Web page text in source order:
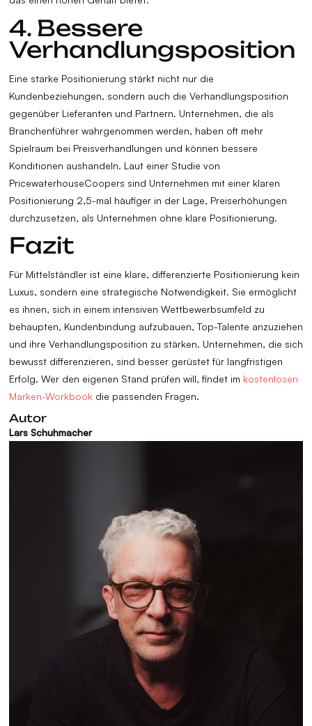
4. Bessere
Verhandlungsposition
Eine starke Positionierung stärkt nicht nur die
Kundenbeziehungen, sondern auch die Verhandlungsposition
gegenüber Lieferanten und Partnern. Unternehmen, die als
Branchenführer wahrgenommen werden, haben oft mehr
Spielraum bei Preisverhandlungen und können bessere
Konditionen aushandeln. Laut einer Studie von
PricewaterhouseCoopers sind Unternehmen mit einer klaren
Positionierung 2,5-mal häufiger in der Lage, Preiserhöhungen
durchzusetzen, als Unternehmen ohne klare Positionierung.
Fazit
Für Mittelständler ist eine klare, differenzierte Positionierung kein
Luxus, sondern eine strategische Notwendigkeit. Sie ermöglicht
es ihnen, sich in einem intensiven Wettbewerbsumfeld zu
behaupten, Kundenbindung aufzubauen, Top-Talente anzuziehen
und ihre Verhandlungsposition zu stärken. Unternehmen, die sich
bewusst differenzieren, sind besser gerüstet für langfristigen
Erfolg. Wer den eigenen Stand prüfen will, findet im kostenlosen
Marken-Workbookdie passenden Fragen.
Autor
Lars Schuhmacher